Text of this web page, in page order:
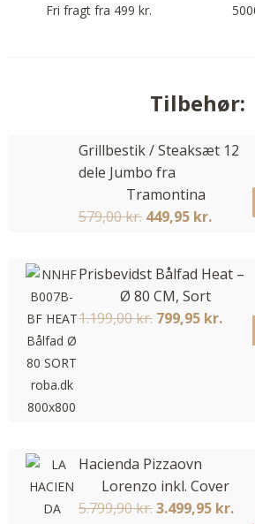
Fri fragt fra 499 kr.
Tilbehør:
Grillbestik / Steaksæt 12
dele Jumbo fra
Tramontina
579,00kr. 449,95 kr.
Prisbevidst Bålfad Heat –
Ø 80 CM, Sort
1.199,00kr. 799,95 kr.
Hacienda Pizzaovn
Lorenzo inkl. Cover
5.799,90kr.3.499,95 kr.